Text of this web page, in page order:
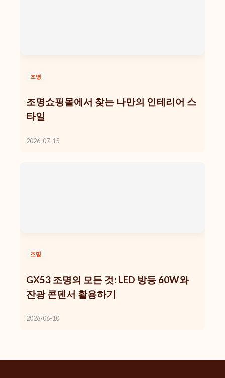
조명
조명쇼핑몰에서 찾는 나만의 인테리어 스
타일
2026-07-15
조명
GX53 조명의 모든 것: LED 방등 60W와
잔광 콘덴서 활용하기
2026-06-10